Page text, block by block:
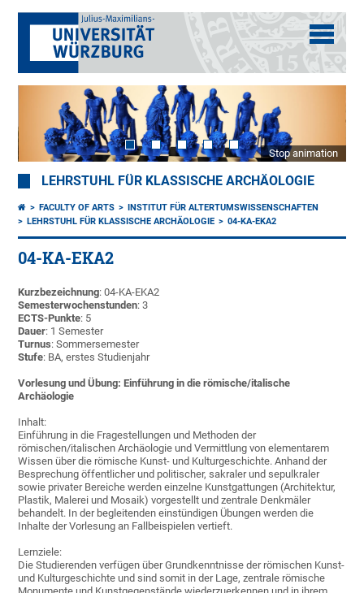
Stop animation
LEHRSTUHL FÜR KLASSISCHE ARCHÄOLOGIE
FACULTY OF ARTS
INSTITUT FÜR ALTERTUMSWISSENSCHAFTEN
LEHRSTUHL FÜR KLASSISCHE ARCHÄOLOGIE
04-KA-EKA2
04-KA-EKA2
Kurzbezeichnung: 04-KA-EKA2
Semesterwochenstunden: 3
ECTS-Punkte: 5
Dauer: 1 Semester
Turnus: Sommersemester
Stufe: BA, erstes Studienjahr
Vorlesung und Übung: Einführung in die römische/italische
Archäologie
Inhalt:
Einführung in die Fragestellungen und Methoden der
römischen/italischen Archäologie und Vermittlung von elementarem
Wissen über die römische Kunst- und Kulturgeschichte. Anhand der
Besprechung öffentlicher und politischer, sakraler und sepulkraler
sowie privater Bereiche werden einzelne Kunstgattungen (Architektur,
Plastik, Malerei und Mosaik) vorgestellt und zentrale Denkmäler
behandelt. In der begleitenden einstündigen Übungen werden die
Inhalte der Vorlesung an Fallbeispielen vertieft.
Lernziele:
Die Studierenden verfügen über Grundkenntnisse der römischen Kunst-
und Kulturgeschichte und sind somit in der Lage, zentrale römische